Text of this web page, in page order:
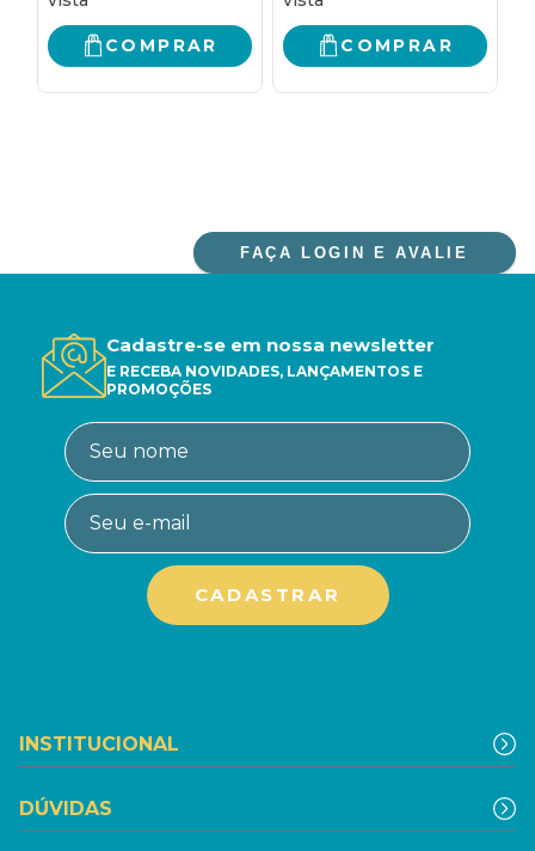
COMPRAR COMPRAR
FAÇA LOGIN E AVALIE
Cadastre-se em nossa newsletter
E RECEBA NOVIDADES, LANÇAMENTOS E
PROMOÇÕES
INSTITUCIONAL
DÚVIDAS